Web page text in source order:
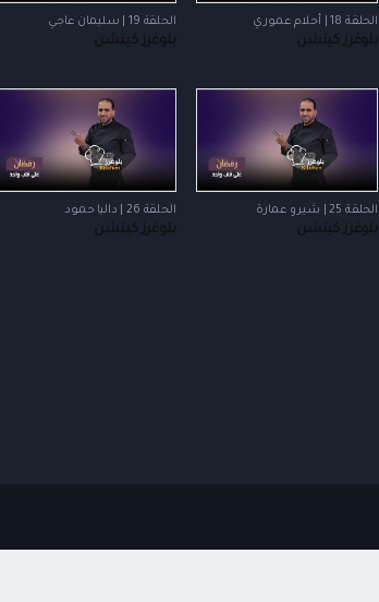
الحلقة 18 | أحلام عموري
بلوغرز كيتشن
الحلقة 19 | سليمان عاجي
بلوغرز كيتشن
الحلقة 25 | شيرو عمارة
بلوغرز كيتشن
الحلقة 26 | داليا حمود
بلوغرز كيتشن